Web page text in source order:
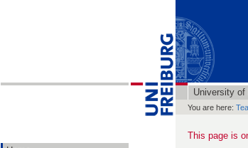
University of
You are here:
This page is